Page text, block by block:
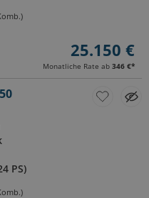
25.150 €
Monatliche Rate ab 346 €*
PS)